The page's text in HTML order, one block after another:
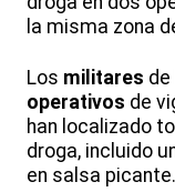
la misma zona
Los militares de
operativos de
han localizado
droga, incluido
en salsa picante.